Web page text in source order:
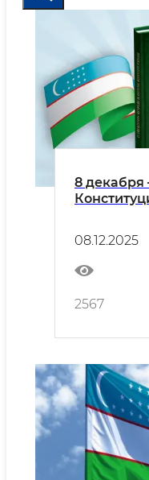
8 декабря
08.12.2025
2567